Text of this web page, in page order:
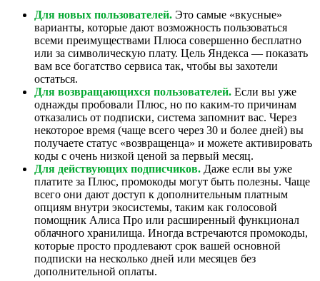
Для новых пользователей. Это самые «вкусные»
варианты, которые дают возможность пользоваться
всеми преимуществами Плюса совершенно бесплатно
или за символическую плату. Цель Яндекса — показать
вам все богатство сервиса так, чтобы вы захотели
остаться.
Для возвращающихся пользователей. Если вы уже
однажды пробовали Плюс, но по каким-то причинам
отказались от подписки, система запомнит вас. Через
некоторое время (чаще всего через 30 и более дней) вы
получаете статус «возвращенца» и можете активировать
коды с очень низкой ценой за первый месяц.
Для действующих подписчиков. Даже если вы уже
платите за Плюс, промокоды могут быть полезны. Чаще
всего они дают доступ к дополнительным платным
опциям внутри экосистемы, таким как голосовой
помощник Алиса Про или расширенный функционал
облачного хранилища. Иногда встречаются промокоды,
которые просто продлевают срок вашей основной
подписки на несколько дней или месяцев без
дополнительной оплаты.